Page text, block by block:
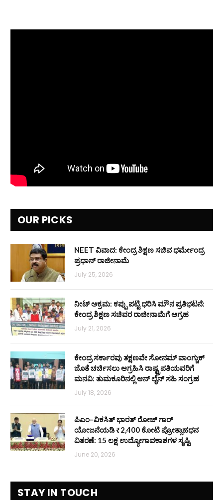
OUR PICKS
NEET ವಿವಾದ: ಕೇಂದ್ರ ಶಿಕ್ಷಣ ಸಚಿವ ಧರ್ಮೇಂದ್ರ
ಪ್ರಧಾನ್ ರಾಜೀನಾಮೆ
July 25, 2026
ನೀಟ್ ಅಕ್ರಮ: ಕಪ್ಪು ಪಟ್ಟಿ ಧರಿಸಿ ಮೌನ ಪ್ರತಿಭಟನೆ:
ಕೇಂದ್ರ ಶಿಕ್ಷಣ ಸಚಿವರ ರಾಜೀನಾಮೆಗೆ ಆಗ್ರಹ
July 21, 2026
ಕೇಂದ್ರ ಸರ್ಕಾರವು ತಕ್ಷಣವೇ ಸೋನಮ್ ವಾಂಗ್ಚುಕ್
ಜೊತೆ ಚರ್ಚಿಸಲು ಆಗ್ರಹಿಸಿ ರಾಷ್ಟ್ರಪತಿಯವರಿಗೆ
ಮನವಿ: ತುಮಕೂರಿನಲ್ಲಿ ಆನ್‌ ಲೈನ್ ಸಹಿ ಸಂಗ್ರಹ
July 18, 2026
ಪಿಎಂ–ವಿಕಸಿತ್ ಭಾರತ್ ರೋಜ್‌ ಗಾರ್
ಯೋಜನೆಯಡಿ ₹2,400 ಕೋಟಿ ಪ್ರೋತ್ಸಾಹಧನ
ವಿತರಣೆ: 15 ಲಕ್ಷ ಉದ್ಯೋಗಾವಕಾಶಗಳ ಸೃಷ್ಟಿ
June 20, 2026
STAY IN TOUCH